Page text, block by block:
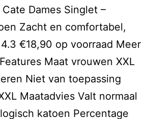
Dames Singlet –
Zacht en comfortabel,
€18,90 op voorraad Meer
Maat vrouwen XXL
Niet van toepassing
Maatadvies Valt normaal
katoen Percentage